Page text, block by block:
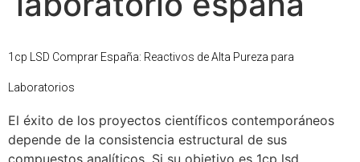
1cp LSD Comprar España: Reactivos de Alta Pureza para
Laboratorios
El éxito de los proyectos científicos contemporáneos
depende de la consistencia estructural de sus
compuestos analíticos. Si su objetivo es 1cp lsd